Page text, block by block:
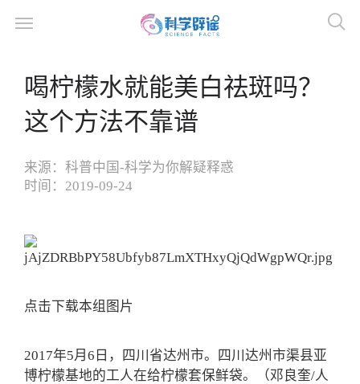
喝柠檬水就能美白祛斑吗？
这个方法不靠谱
来源： 科普中国-科学为你解疑释惑
时间： 2019-09-24
点击下载本组图片
2017年5月6日，四川省达州市。四川达州市渠县亚
博柠檬基地的工人在给柠檬套保鲜袋。
（邓良奎/人